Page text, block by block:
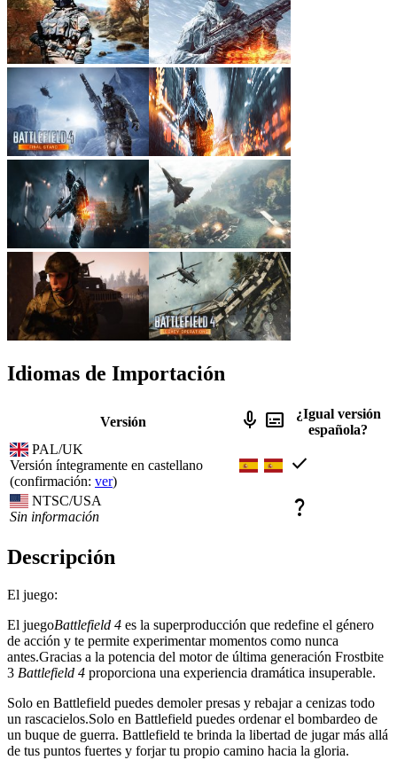
Idiomas de Importación
Versión mic subtitles
¿Igual versión
española?
PAL/UK
Versión íntegramente en castellano
(confirmación: ver)
check
NTSC/USA
Sin información
question_mark
Descripción
El juego:
El juegoBattlefield 4 es la superproducción que redefine el género
de acción y te permite experimentar momentos como nunca
antes.Gracias a la potencia del motor de última generación Frostbite
3 Battlefield 4 proporciona una experiencia dramática insuperable.
Solo en Battlefield puedes demoler presas y rebajar a cenizas todo
un rascacielos.Solo en Battlefield puedes ordenar el bombardeo de
un buque de guerra. Battlefield te brinda la libertad de jugar más allá
de tus puntos fuertes y forjar tu propio camino hacia la gloria.